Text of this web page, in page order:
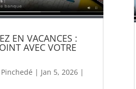
EN VACANCES :
AVEC VOTRE
| Jan 5, 2026 |